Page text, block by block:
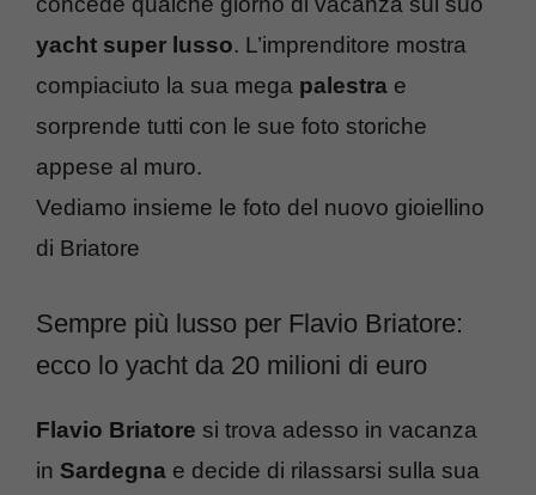
yacht super lusso. L’imprenditore mostra
compiaciuto la sua mega palestra e
sorprende tutti con le sue foto storiche
appese al muro.
Vediamo insieme le foto del nuovo gioiellino
di Briatore
Sempre più lusso per Flavio Briatore:
ecco lo yacht da 20 milioni di euro
Flavio Briatore si trova adesso in vacanza
in Sardegna e decide di rilassarsi sulla sua